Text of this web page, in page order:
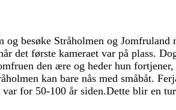
besøke Stråholmen og Jomfruland
det første kameraet var på plass.
den ære og heder hun fortjener,
kan bare nås med småbåt.
for 50-100 år siden.Dette blir en